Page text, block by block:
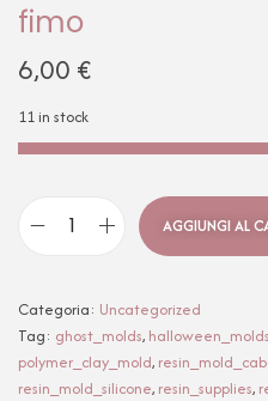
fimo
6,00 €
11 in stock
AGGIUNGI AL
Categoria: Uncategorized
Tag: ghost_molds, halloween_molds
polymer_clay_mold,
resin_mold_silicone, resin_supplies,